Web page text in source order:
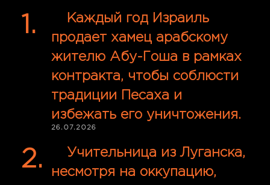
Каждый год Израиль
продает хамец арабскому
жителю Абу-Гоша в рамках
контракта, чтобы соблюсти
традиции Песаха и
избежать его уничтожения.
26.07.2026
Учительница из Луганска,
несмотря на оккупацию,